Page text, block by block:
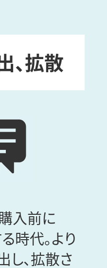
、拡散
入前に
時代。より
、拡散さ